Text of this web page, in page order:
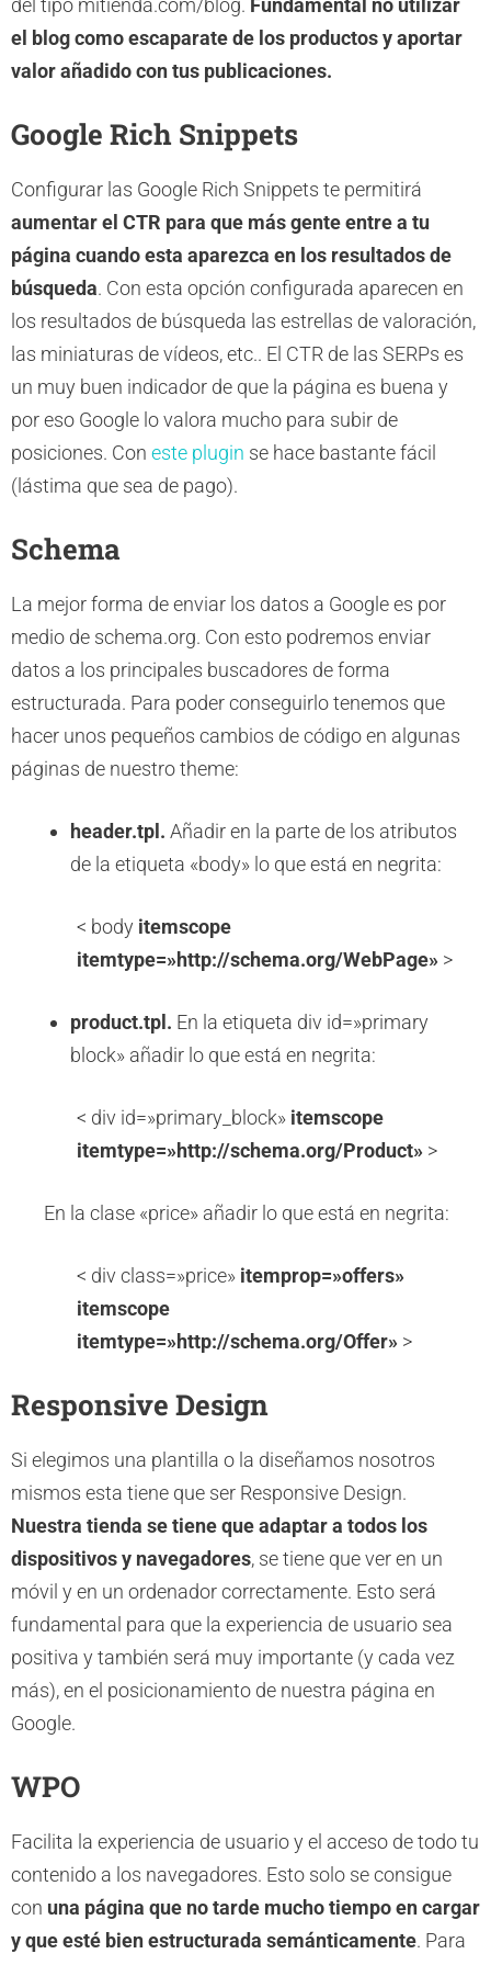
el blog como escaparate de los productos y aportar
valor añadido con tus publicaciones.
Google Rich Snippets
Configurar las Google Rich Snippets te permitirá
aumentar el CTR para que más gente entre a tu
página cuando esta aparezca en los resultados de
búsqueda. Con esta opción configurada aparecen en
los resultados de búsqueda las estrellas de valoración,
las miniaturas de vídeos, etc.. El CTR de las SERPs es
un muy buen indicador de que la página es buena y
por eso Google lo valora mucho para subir de
posiciones. Con este plugin se hace bastante fácil
(lástima que sea de pago).
Schema
La mejor forma de enviar los datos a Google es por
medio de schema.org. Con esto podremos enviar
datos a los principales buscadores de forma
estructurada. Para poder conseguirlo tenemos que
hacer unos pequeños cambios de código en algunas
páginas de nuestro theme:
header.tpl. Añadir en la parte de los atributos
de la etiqueta «body» lo que está en negrita:
< body itemscope
itemtype=»http://schema.org/WebPage» >
product.tpl. En la etiqueta div id=»primary
block» añadir lo que está en negrita:
< div id=»primary_block» itemscope
itemtype=»http://schema.org/Product» >
En la clase «price» añadir lo que está en negrita:
< div class=»price» itemprop=»offers»
itemscope
itemtype=»http://schema.org/Offer» >
Responsive Design
Si elegimos una plantilla o la diseñamos nosotros
mismos esta tiene que ser Responsive Design.
Nuestra tienda se tiene que adaptar a todos los
dispositivos y navegadores, se tiene que ver en un
móvil y en un ordenador correctamente. Esto será
fundamental para que la experiencia de usuario sea
positiva y también será muy importante (y cada vez
más), en el posicionamiento de nuestra página en
Google.
WPO
Facilita la experiencia de usuario y el acceso de todo tu
contenido a los navegadores. Esto solo se consigue
con una página que no tarde mucho tiempo en cargar
y que esté bien estructurada semánticamente. Para